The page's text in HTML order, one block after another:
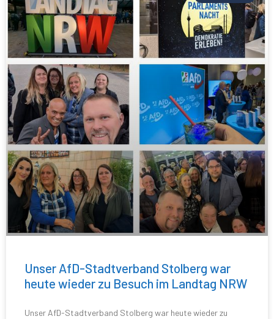
Unser AfD-Stadtverband Stolberg war
heute wieder zu Besuch im Landtag NRW
Unser AfD-Stadtverband Stolberg war heute wieder zu